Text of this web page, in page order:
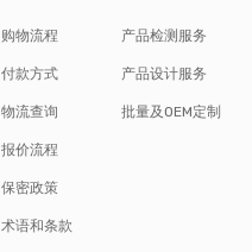
购物流程
付款方式
物流查询
报价流程
保密政策
术语和条款
产品检测服务
产品设计服务
批量及OEM定制